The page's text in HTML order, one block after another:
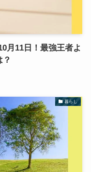
月11日！最強王者よ
暮らし